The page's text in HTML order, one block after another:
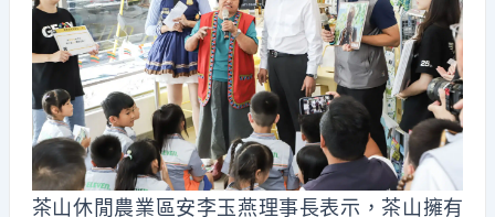
茶山休閒農業區安李玉燕理事長表示，茶山擁有